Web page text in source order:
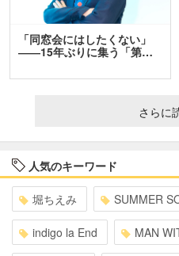
「同窓会にはしたくない」
――15年ぶりに集う「第…
さらに
人気のキーワード
堀ちえみ SUMMER
indigo la End MAN